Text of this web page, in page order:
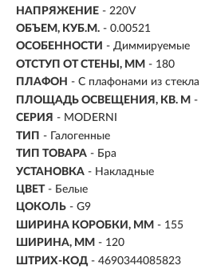
НАПРЯЖЕНИЕ - 220V
ОБЪЕМ, КУБ.М. - 0.00521
ОСОБЕННОСТИ - Диммируемые
ОТСТУП ОТ СТЕНЫ, ММ - 180
ПЛАФОН - С плафонами из стекла
ПЛОЩАДЬ ОСВЕЩЕНИЯ, КВ. М -
СЕРИЯ - MODERNI
ТИП - Галогенные
ТИП ТОВАРА - Бра
УСТАНОВКА - Накладные
ЦВЕТ - Белые
ЦОКОЛЬ - G9
ШИРИНА КОРОБКИ, ММ - 155
ШИРИНА, ММ - 120
ШТРИХ-КОД - 4690344085823